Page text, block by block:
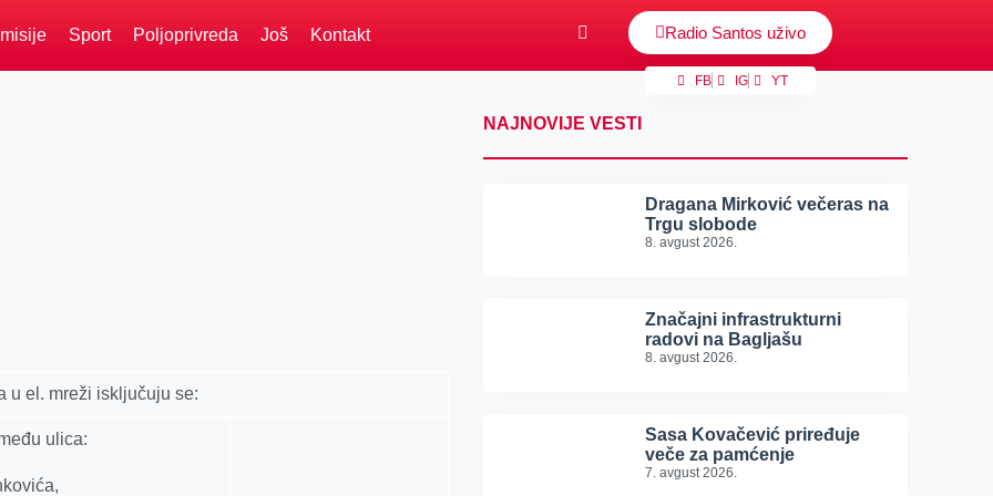
Sport Poljoprivreda Još Kontakt Radio Santos uživo
FB IG YT
u el. mreži isključuju se:
ulica:
NAJNOVIJE VESTI
Dragana Mirković večeras na
Trgu slobode
8. avgust 2026.
Značajni infrastrukturni
radovi na Bagljašu
8. avgust 2026.
Sasa Kovačević priređuje
veče za pamćenje
7. avgust 2026.